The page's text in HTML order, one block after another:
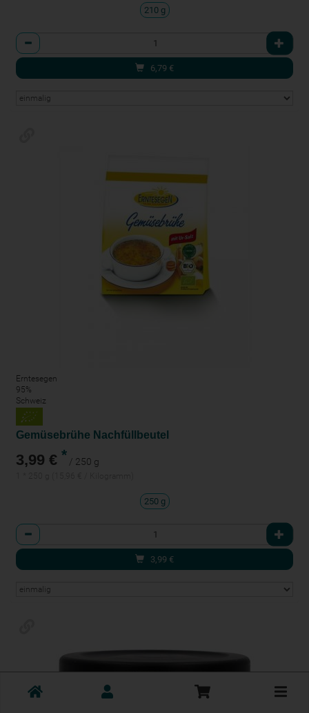
210 g
Anzahl
6,79 €
Erntesegen
95%
Schweiz
Gemüsebrühe Nachfüllbeutel
3,99 € * / 250 g
250 g
Anzahl
3,99 €
Toggle